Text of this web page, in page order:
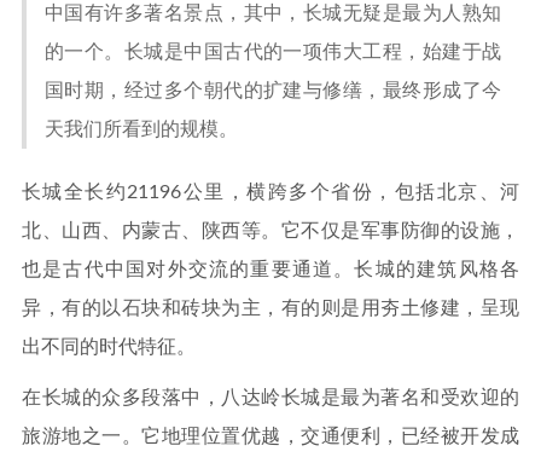
中国有许多著名景点，其中，长城无疑是最为人熟知
的一个。长城是中国古代的一项伟大工程，始建于战
国时期，经过多个朝代的扩建与修缮，最终形成了今
天我们所看到的规模。
长城全长约21196公里，横跨多个省份，包括北京、河
北、山西、内蒙古、陕西等。它不仅是军事防御的设施，
也是古代中国对外交流的重要通道。长城的建筑风格各
异，有的以石块和砖块为主，有的则是用夯土修建，呈现
出不同的时代特征。
在长城的众多段落中，八达岭长城是最为著名和受欢迎的
旅游地之一。它地理位置优越，交通便利，已经被开发成